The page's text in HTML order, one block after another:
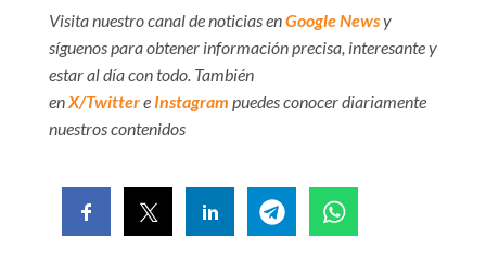
Visita nuestro canal de noticias enGoogle Newsy
síguenos para obtener información precisa, interesante y
estar al día con todo. También
enX/Twittere Instagram puedes conocer diariamente
nuestros contenidos